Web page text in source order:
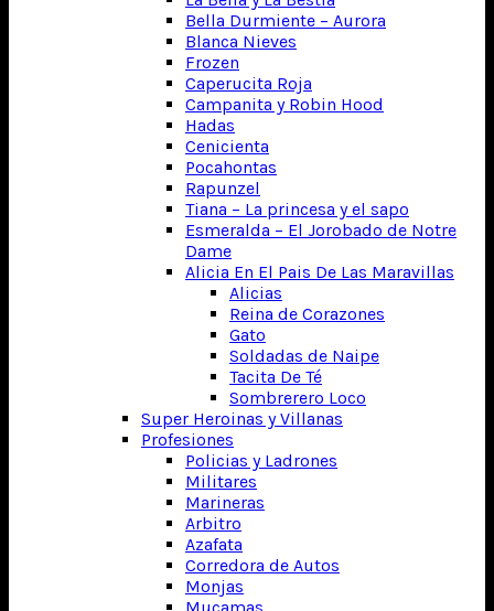
Bella Durmiente – Aurora
Blanca Nieves
Frozen
Caperucita Roja
Campanita y Robin Hood
Hadas
Cenicienta
Pocahontas
Rapunzel
Tiana – La princesa y el sapo
Esmeralda – El Jorobado de Notre
Dame
Alicia En El Pais De Las Maravillas
Alicias
Reina de Corazones
Gato
Soldadas de Naipe
Tacita De Té
Sombrerero Loco
Super Heroinas y Villanas
Profesiones
Policias y Ladrones
Militares
Marineras
Arbitro
Azafata
Corredora de Autos
Monjas